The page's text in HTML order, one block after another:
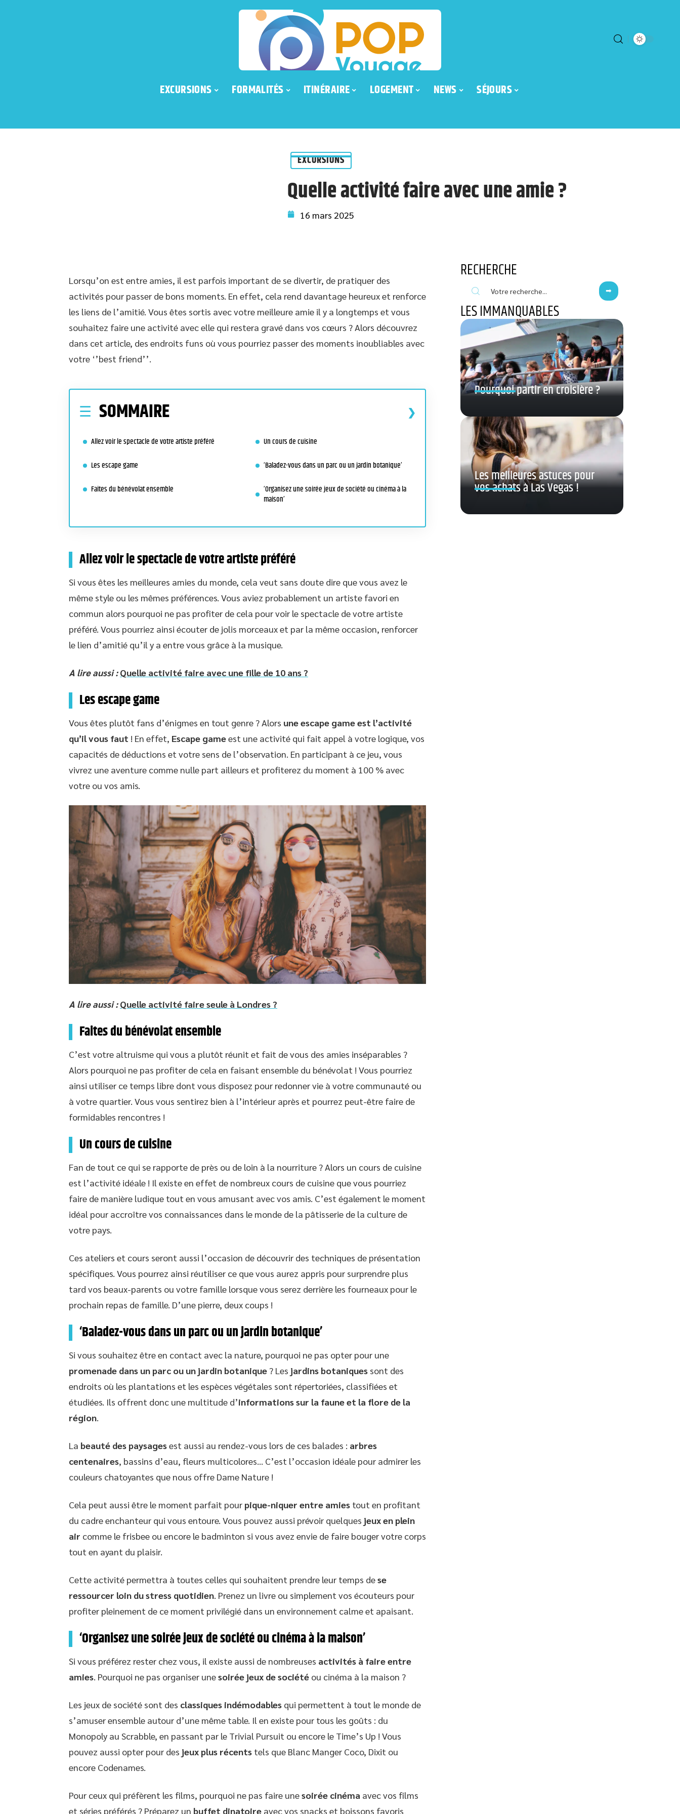
EXCURSIONS FORMALITÉS ITINÉRAIRE LOGEMENT NEWS SÉJOURS
EXCURSIONS
Quelle activité faire avec une amie ?
16 mars 2025
Lorsqu’on est entre amies, il est parfois important de se divertir, de pratiquer des
activités pour passer de bons moments. En effet, cela rend davantage heureux et renforce
les liens de l’amitié. Vous êtes sortis avec votre meilleure amie il y a longtemps et vous
souhaitez faire une activité avec elle qui restera gravé dans vos cœurs ? Alors découvrez
dans cet article, des endroits funs où vous pourriez passer des moments inoubliables avec
votre ‘’best friend’’.
SOMMAIRE
Allez voir le spectacle de votre artiste préféré
Les escape game
Faites du bénévolat ensemble
Un cours de cuisine
‘Baladez-vous dans un parc ou un jardin botanique’
‘Organisez une soirée jeux de société ou cinéma à la
maison’
Allez voir le spectacle de votre artiste préféré
Si vous êtes les meilleures amies du monde, cela veut sans doute dire que vous avez le
même style ou les mêmes préférences. Vous aviez probablement un artiste favori en
commun alors pourquoi ne pas profiter de cela pour voir le spectacle de votre artiste
préféré. Vous pourriez ainsi écouter de jolis morceaux et par la même occasion, renforcer
le lien d’amitié qu’il y a entre vous grâce à la musique.
A lire aussi : Quelle activité faire avec une fille de 10 ans ?
Les escape game
Vous êtes plutôt fans d’énigmes en tout genre ? Alors une escape game est l’activité
qu’il vous faut ! En effet, Escape gameest une activité qui fait appel à votre logique, vos
capacités de déductions et votre sens de l’observation. En participant à ce jeu, vous
vivrez une aventure comme nulle part ailleurs et profiterez du moment à 100 % avec
votre ou vos amis.
A lire aussi : Quelle activité faire seule à Londres ?
Faites du bénévolat ensemble
C’est votre altruisme qui vous a plutôt réunit et fait de vous des amies inséparables ?
Alors pourquoi ne pas profiter de cela en faisant ensemble du bénévolat ! Vous pourriez
ainsi utiliser ce temps libre dont vous disposez pour redonner vie à votre communauté ou
à votre quartier. Vous vous sentirez bien à l’intérieur après et pourrez peut-être faire de
formidables rencontres !
Un cours de cuisine
Fan de tout ce qui se rapporte de près ou de loin à la nourriture ? Alors un cours de cuisine
est l’activité idéale ! Il existe en effet de nombreux cours de cuisine que vous pourriez
faire de manière ludique tout en vous amusant avec vos amis. C’est également le moment
idéal pour accroître vos connaissances dans le monde de la pâtisserie de la culture de
votre pays.
Ces ateliers et cours seront aussi l’occasion de découvrir des techniques de présentation
spécifiques. Vous pourrez ainsi réutiliser ce que vous aurez appris pour surprendre plus
tard vos beaux-parents ou votre famille lorsque vous serez derrière les fourneaux pour le
prochain repas de famille. D’une pierre, deux coups !
‘Baladez-vous dans un parc ou un jardin botanique’
Si vous souhaitez être en contact avec la nature, pourquoi ne pas opter pour une
promenade dans un parc ou un jardin botanique? Les jardins botaniques sont des
endroits où les plantations et les espèces végétales sont répertoriées, classifiées et
étudiées. Ils offrent donc une multitude d’informations sur la faune et la flore de la
région.
La beauté des paysagesest aussi au rendez-vous lors de ces balades : arbres
centenaires, bassins d’eau, fleurs multicolores… C’est l’occasion idéale pour admirer les
couleurs chatoyantes que nous offre Dame Nature !
Cela peut aussi être le moment parfait pour pique-niquer entre amies tout en profitant
du cadre enchanteur qui vous entoure. Vous pouvez aussi prévoir quelques jeux en plein
air comme le frisbee ou encore le badminton si vous avez envie de faire bouger votre corps
tout en ayant du plaisir.
Cette activité permettra à toutes celles qui souhaitent prendre leur temps dese
ressourcer loin du stress quotidien. Prenez un livre ou simplement vos écouteurs pour
profiter pleinement de ce moment privilégié dans un environnement calme et apaisant.
‘Organisez une soirée jeux de société ou cinéma à la maison’
Si vous préférez rester chez vous, il existe aussi de nombreuses activités à faire entre
amies. Pourquoi ne pas organiser unesoirée jeux de société ou cinéma à la maison ?
Les jeux de société sont des classiques indémodables qui permettent à tout le monde de
s’amuser ensemble autour d’une même table. Il en existe pour tous les goûts : du
Monopoly au Scrabble, en passant par le Trivial Pursuit ou encore le Time’s Up ! Vous
pouvez aussi opter pour des jeux plus récents tels que Blanc Manger Coco, Dixit ou
encore Codenames.
Pour ceux qui préfèrent les films, pourquoi ne pas faire unesoirée cinéma avec vos films
et séries préférés ? Préparez un buffet dinatoire avec vos snacks et boissons favoris
RECHERCHE
LES IMMANQUABLES
Pourquoi partir en croisière ?
Les meilleures astuces pour
vos achats à Las Vegas !